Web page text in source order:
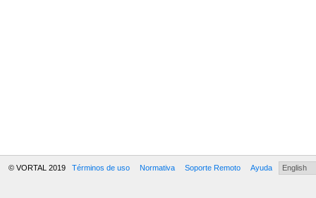
© VORTAL 2019 Términos de uso Normativa Soporte Remoto Ayuda